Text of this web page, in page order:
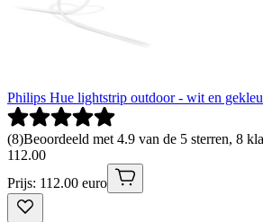
Philips Hue lightstrip outdoor - wit en
(8)Beoordeeld met 4.9 van de 5 sterren, 8
112.00
Prijs: 112.00 euro